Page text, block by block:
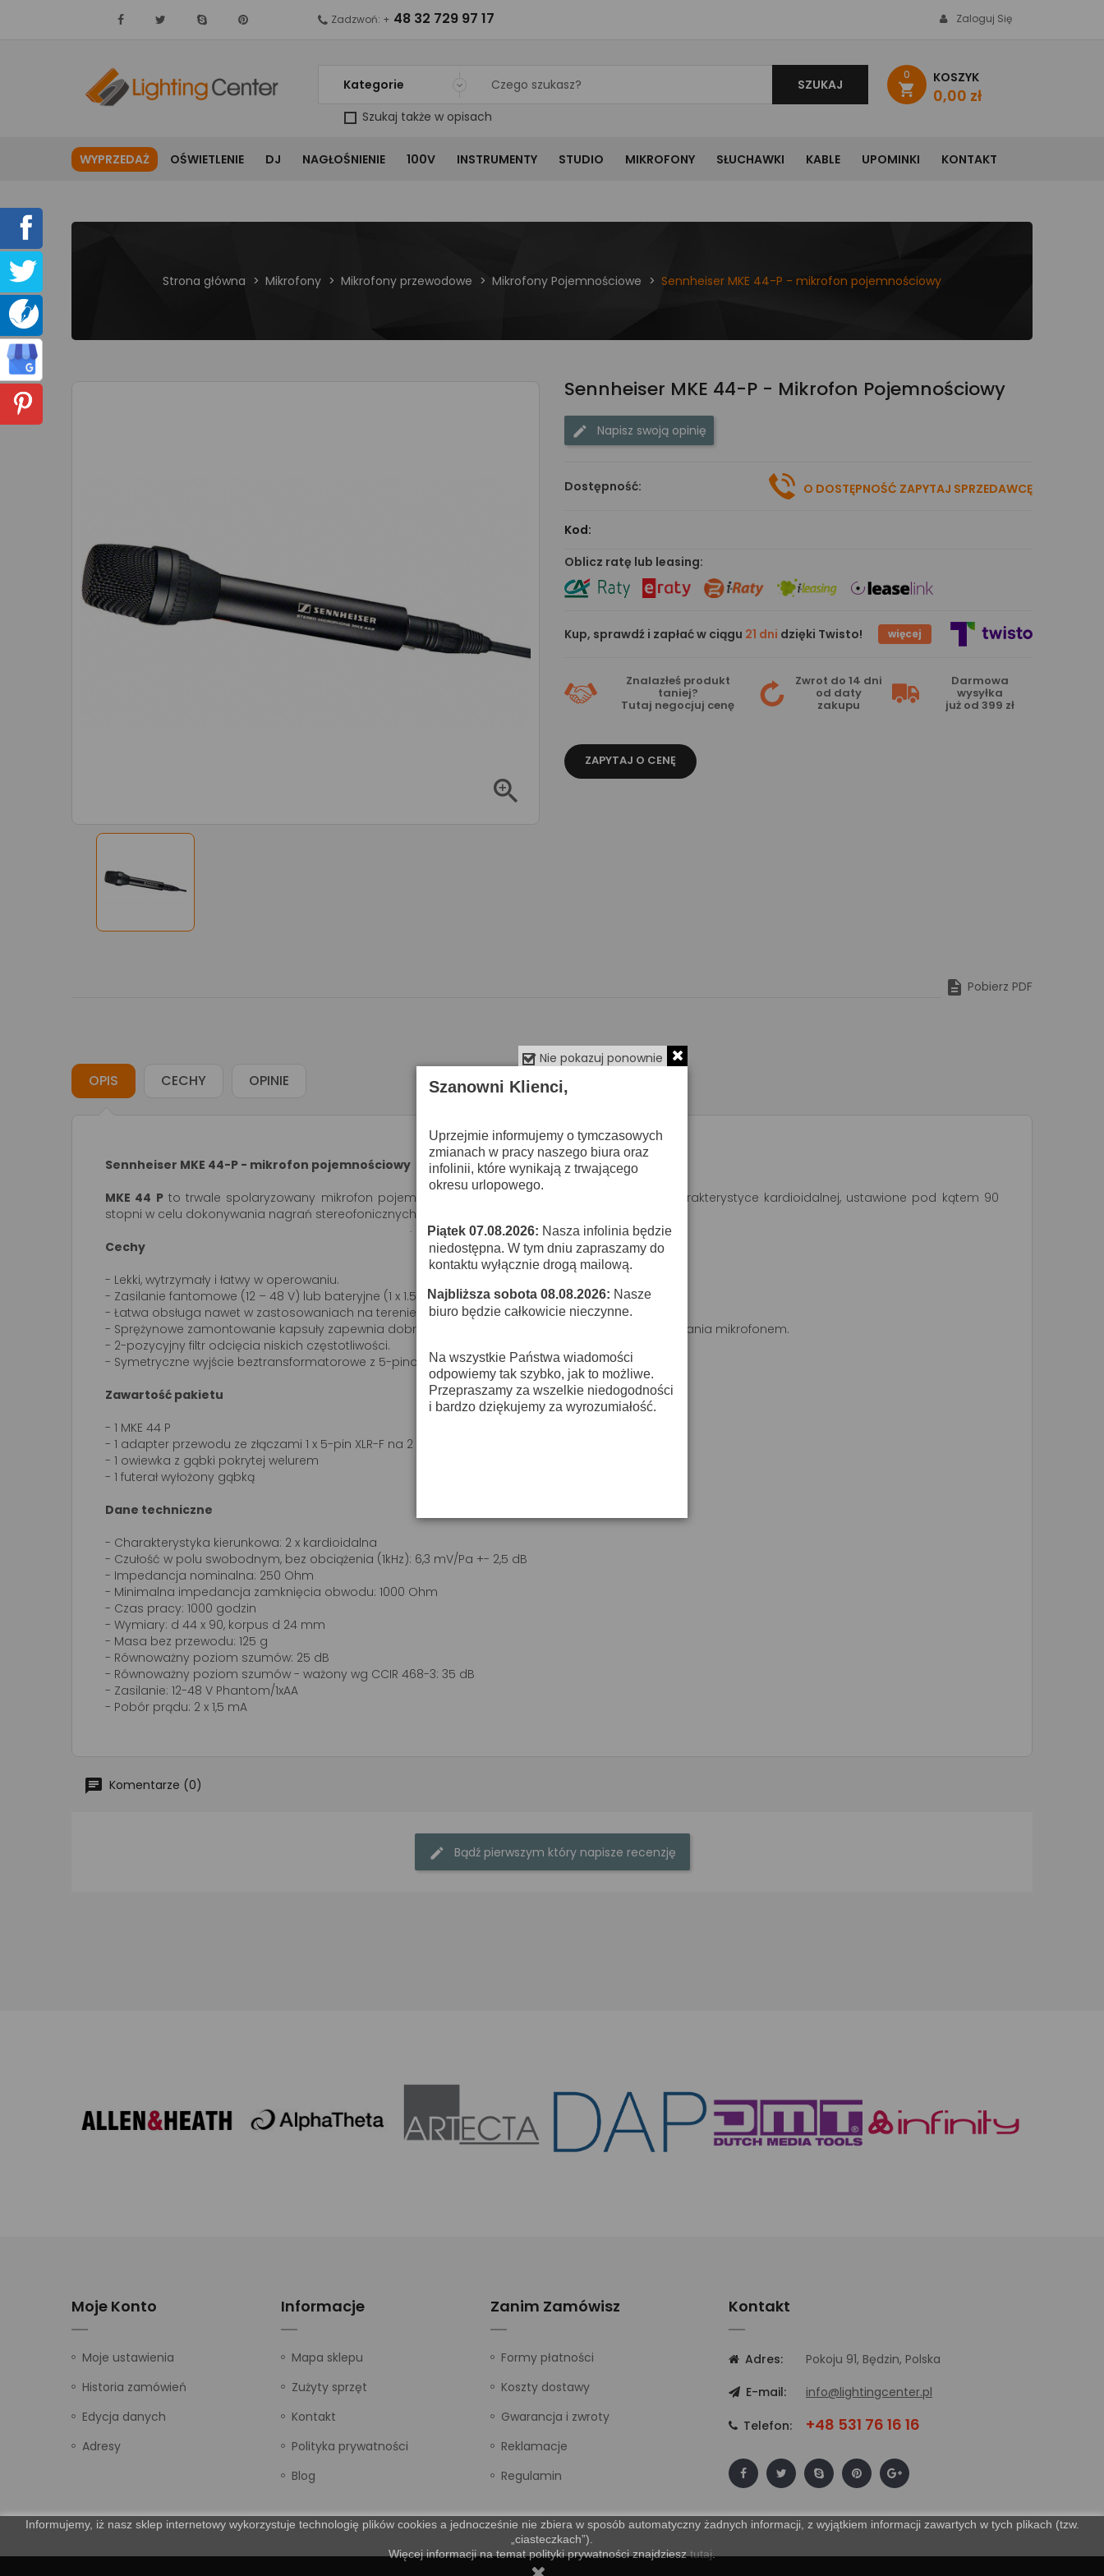
Informujemy, iż nasz sklep internetowy wykorzystuje technologię plików cookies a jednocześnie nie zbiera w sposób automatyczny żadnych informacji, z wyjątkiem informacji zawartych w tych plikach (tzw.
„ciasteczkach”).
Więcej informacji na temat polityki prywatności znajdziesztutaj.
Kategorie
SZUKAJ
Szukaj także w opisach
0
shopping_cart
KOSZYK
0,00 zł
Zadzwoń: + 48 32 729 97 17 Zaloguj Się
WYPRZEDAŻ OŚWIETLENIE DJ NAGŁOŚNIENIE 100V INSTRUMENTY STUDIO MIKROFONY SŁUCHAWKI KABLE UPOMINKI KONTAKT
Strona główna Mikrofony Mikrofony przewodowe Mikrofony Pojemnościowe Sennheiser MKE 44-P - mikrofon pojemnościowy

Sennheiser MKE 44-P - Mikrofon Pojemnościowy
Napisz swoją opinię
Dostępność: O DOSTĘPNOŚĆ ZAPYTAJ SPRZEDAWCĘ
Kod:
Oblicz ratę lub leasing:
Kup, sprawdź i zapłać w ciągu 21 dni dzięki Twisto! więcej
Znalazłeś produkt
taniej?
Tutaj negocjuj cenę
Zwrot do 14 dni
od daty
zakupu
Darmowa
wysyłka
już od 399 zł
ZAPYTAJ O CENĘ
 Pobierz PDF
OPIS CECHY OPINIE
Sennheiser MKE 44-P - mikrofon pojemnościowy
MKE 44 Pto trwale spolaryzowany mikrofon pojemnościowy, który posiada dwie kapsuły o charakterystyce kardioidalnej, ustawione pod kątem 90
stopni w celu dokonywania nagrań stereofonicznych XY.
Cechy
- Lekki, wytrzymały i łatwy w operowaniu.
- Zasilanie fantomowe (12 – 48 V) lub bateryjne (1 x 1.5 V AA).
- Łatwa obsługa nawet w zastosowaniach na terenie otwartym.
- Sprężynowe zamontowanie kapsuły zapewnia dobrą izolację od zakłóceń wynikających z operowania mikrofonem.
- 2-pozycyjny filtr odcięcia niskich częstotliwości.
- Symetryczne wyjście beztransformatorowe z 5-pinowym złączem XLR.
Zawartość pakietu
- 1 MKE 44 P
- 1 adapter przewodu ze złączami 1 x 5-pin XLR-F na 2 x 2-pin XLR-M
- 1 owiewka z gąbki pokrytej welurem
- 1 futerał wyłożony gąbką
Dane techniczne
- Charakterystyka kierunkowa: 2 x kardioidalna
- Czułość w polu swobodnym, bez obciążenia (1kHz): 6,3 mV/Pa +- 2,5 dB
- Impedancja nominalna: 250 Ohm
- Minimalna impedancja zamknięcia obwodu: 1000 Ohm
- Czas pracy: 1000 godzin
- Wymiary: d 44 x 90, korpus d 24 mm
- Masa bez przewodu: 125 g
- Równoważny poziom szumów: 25 dB
- Równoważny poziom szumów - ważony wg CCIR 468-3: 35 dB
- Zasilanie: 12-48 V Phantom/1xAA
- Pobór prądu: 2 x 1,5 mA
Komentarze (0)
Bądź pierwszym który napisze recenzję
Moje Konto
Moje ustawienia
Historia zamówień
Edycja danych
Adresy
Informacje
Mapa sklepu
Zużyty sprzęt
Kontakt
Polityka prywatności
Blog
Zanim Zamówisz
Formy płatności
Koszty dostawy
Gwarancja i zwroty
Reklamacje
Regulamin
Kontakt
Adres:
Pokoju 91, Będzin, Polska
E-mail:
info@lightingcenter.pl
Telefon: +48 531 76 16 16
Nie pokazuj ponownie
Szanowni Klienci,
Uprzejmie informujemy o tymczasowych
zmianach w pracy naszego biura oraz
infolinii, które wynikają z trwającego
okresu urlopowego.
· Piątek 07.08.2026: Nasza infolinia będzie
niedostępna. W tym dniu zapraszamy do
kontaktu wyłącznie drogą mailową.
· Najbliższa sobota 08.08.2026: Nasze
biuro będzie całkowicie nieczynne.
Na wszystkie Państwa wiadomości
odpowiemy tak szybko, jak to możliwe.
Przepraszamy za wszelkie niedogodności
i bardzo dziękujemy za wyrozumiałość.